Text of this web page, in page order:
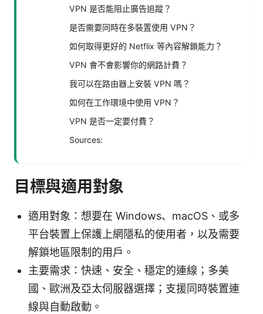
VPN 是否能阻止廣告追蹤？
是否需要同時在多裝置使用 VPN？
如何取得更好的 Netflix 等內容解鎖能力？
VPN 會不會影響你的網路計費？
我可以在路由器上安裝 VPN 嗎？
如何在工作環境中使用 VPN？
VPN 是否一定要付費？
Sources:
目標與適用對象
適用對象：想要在 Windows、macOS、或多
平台裝置上保護上網隱私的使用者，以及需要
解鎖地區限制的用戶。
主要需求：快速、安全、穩定的連線；多美
國、歐洲及亞太伺服器選擇；支援同時裝置連
線與自動啟動。